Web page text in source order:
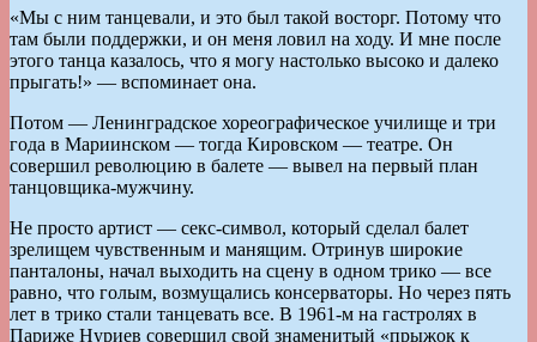
«Мы с ним танцевали, и это был такой восторг. Потому что
там были поддержки, и он меня ловил на ходу. И мне после
этого танца казалось, что я могу настолько высоко и далеко
прыгать!» — вспоминает она.
Потом — Ленинградское хореографическое училище и три
года в Мариинском — тогда Кировском — театре. Он
совершил революцию в балете — вывел на первый план
танцовщика-мужчину.
Не просто артист — секс-символ, который сделал балет
зрелищем чувственным и манящим. Отринув широкие
панталоны, начал выходить на сцену в одном трико — все
равно, что голым, возмущались консерваторы. Но через пять
лет в трико стали танцевать все. В 1961-м на гастролях в
Париже Нуриев совершил свой знаменитый «прыжок к